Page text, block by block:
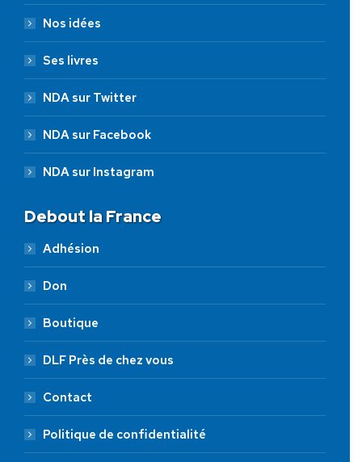
Nos idées
Ses livres
NDA sur Twitter
NDA sur Facebook
NDA sur Instagram
Debout la France
Adhésion
Don
Boutique
DLF Près de chez vous
Contact
Politique de confidentialité